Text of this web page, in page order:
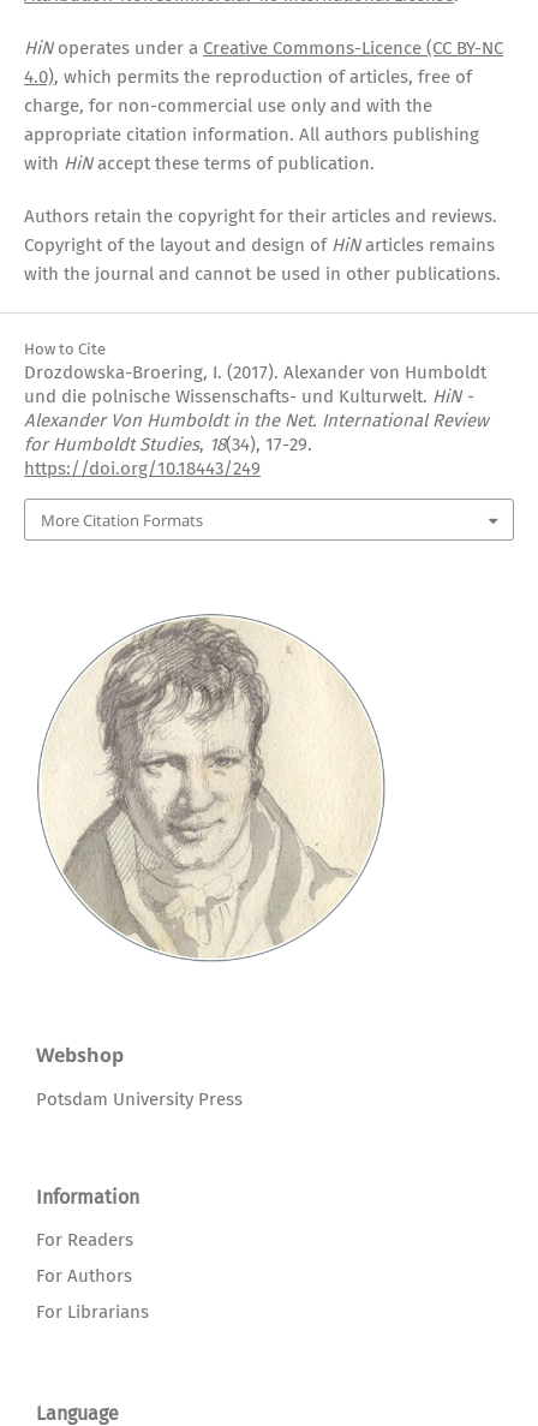
HiNoperates under a Creative Commons-Licence (CC BY-NC
4.0), which permits the reproduction of articles, free of
charge, for non-commercial use only and with the
appropriate citation information. All authors publishing
with HiNaccept these terms of publication.
Authors retain the copyright for their articles and reviews.
Copyright of the layout and design of HiNarticles remains
with the journal and cannot be used in other publications.
How to Cite
Drozdowska-Broering, I. (2017). Alexander von Humboldt
und die polnische Wissenschafts- und Kulturwelt. HiN -
Alexander Von Humboldt in the Net. International Review
for Humboldt Studies, 18(34), 17-29.
https://doi.org/10.18443/249
More Citation Formats
Webshop
Potsdam University Press
Information
For Readers
For Authors
For Librarians
Language